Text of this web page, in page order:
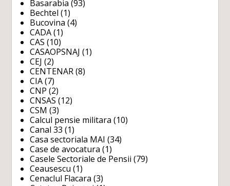
Basarabia (93)
Bechtel (1)
Bucovina (4)
CADA (1)
CAS (10)
CASAOPSNAJ (1)
CEJ (2)
CENTENAR (8)
CIA (7)
CNP (2)
CNSAS (12)
CSM (3)
Calcul pensie militara (10)
Canal 33 (1)
Casa sectoriala MAI (34)
Case de avocatura (1)
Casele Sectoriale de Pensii (79)
Ceausescu (1)
Cenaclul Flacara (3)